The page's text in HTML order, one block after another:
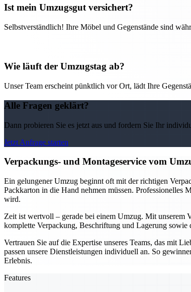
Ist mein Umzugsgut versichert?
Selbstverständlich! Ihre Möbel und Gegenstände sind
Wie läuft der Umzugstag ab?
Unser Team erscheint pünktlich vor Ort, lädt Ihre
Alle Fragen geklärt?
Dann probieren Sie es jetzt aus und fordern Sie Ihr
Jetzt Anfrage starten
Verpackungs- und Montageservice vom
Ein gelungener Umzug beginnt oft mit der richtigen
Packkarton in die Hand nehmen müssen.
wird.
Zeit ist wertvoll – gerade bei einem Umzug. Mit unserem
komplette Verpackung, Beschriftung und Lagerung
Vertrauen Sie auf die Expertise unseres Teams, das mit
passen unsere Dienstleistungen individuell an. So
Erlebnis.
Features